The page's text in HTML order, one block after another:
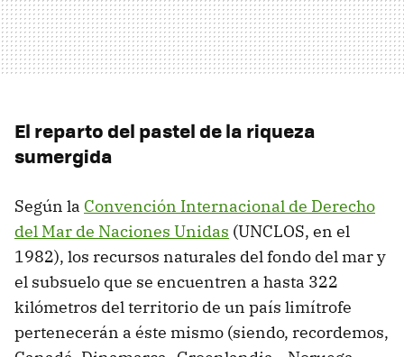
El reparto del pastel de la riqueza
sumergida
Según la Convención Internacional de Derecho
del Mar de Naciones Unidas (UNCLOS, en el
1982), los recursos naturales del fondo del mar y
el subsuelo que se encuentren a hasta 322
kilómetros del territorio de un país limítrofe
pertenecerán a éste mismo (siendo, recordemos,